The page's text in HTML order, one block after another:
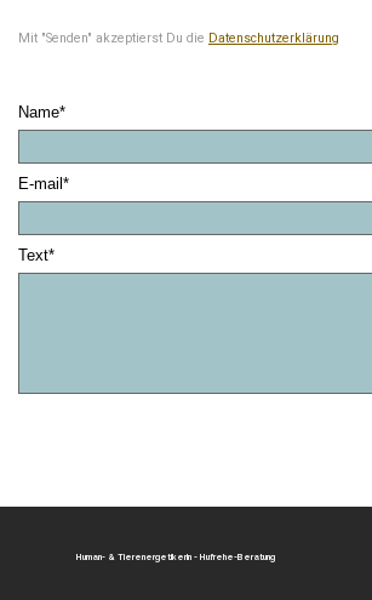
Mit "Senden" akzeptierst Du die Datenschutzerklärung
Name*
E-mail*
Text*
Human- & Tierenergetikerin - Hufrehe-Beratung